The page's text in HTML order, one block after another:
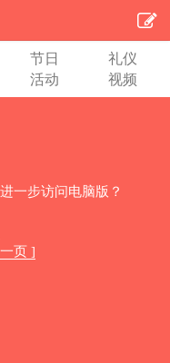
节日
礼仪
活动 视频
一步访问电脑版？
页 ]